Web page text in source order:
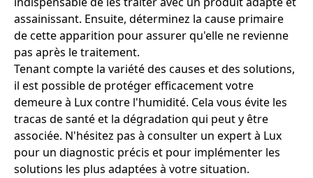
assainissant. Ensuite, déterminez la cause primaire
de cette apparition pour assurer qu'elle ne revienne
pas après le traitement.
Tenant compte la variété des causes et des solutions,
il est possible de protéger efficacement votre
demeure à Lux contre l'humidité. Cela vous évite les
tracas de santé et la dégradation qui peut y être
associée. N'hésitez pas à consulter un expert à Lux
pour un diagnostic précis et pour implémenter les
solutions les plus adaptées à votre situation.